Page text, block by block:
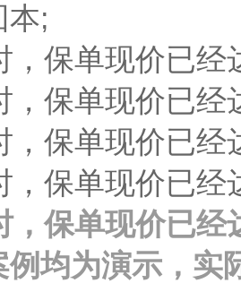
本;
，保单现价已经
，保单现价已经
，保单现价已经
，保单现价已经
，保单现价已经
例均为演示，实